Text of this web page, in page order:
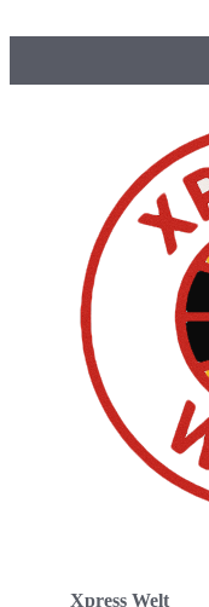
Xpress Welt